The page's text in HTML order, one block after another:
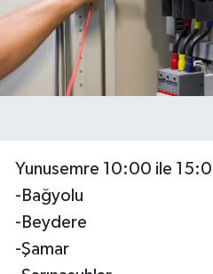
Yunusemre 10:00 ile
-Bağyolu
-Beydere
-Şamar